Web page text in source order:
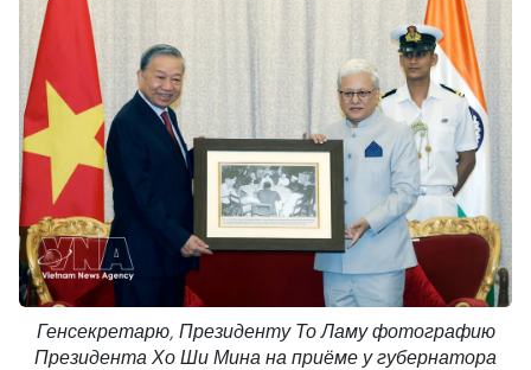
Генсекретарю, Президенту То Ламу фотографию
Президента Хо Ши Мина на приёме у губернатора